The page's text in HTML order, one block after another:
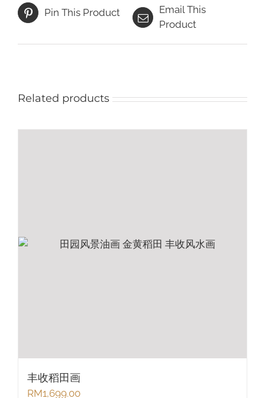
Pin This Product
Email This
Product
Related products
丰收稻田画
RM1,699.00